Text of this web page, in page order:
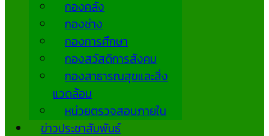
กองคลัง
กองช่าง
กองการศึกษา
กองสวัสดิการสังคม
กองสาธารณสุขและสิ่ง
แวดล้อม
หน่วยตรวจสอบภายใน
ข่าวประชาสัมพันธ์